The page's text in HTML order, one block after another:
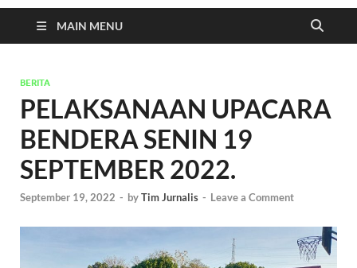
MAIN MENU
BERITA
PELAKSANAAN UPACARA
BENDERA SENIN 19
SEPTEMBER 2022.
September 19, 2022 - byTim Jurnalis - Leave a Comment